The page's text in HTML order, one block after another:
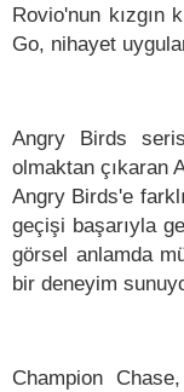
Rovio'nun kızgın
Go, nihayet
Angry Birds
olmaktan çıkaran
Angry Birds'e
geçişi başarıyla
görsel anlamda
bir deneyim
Champion